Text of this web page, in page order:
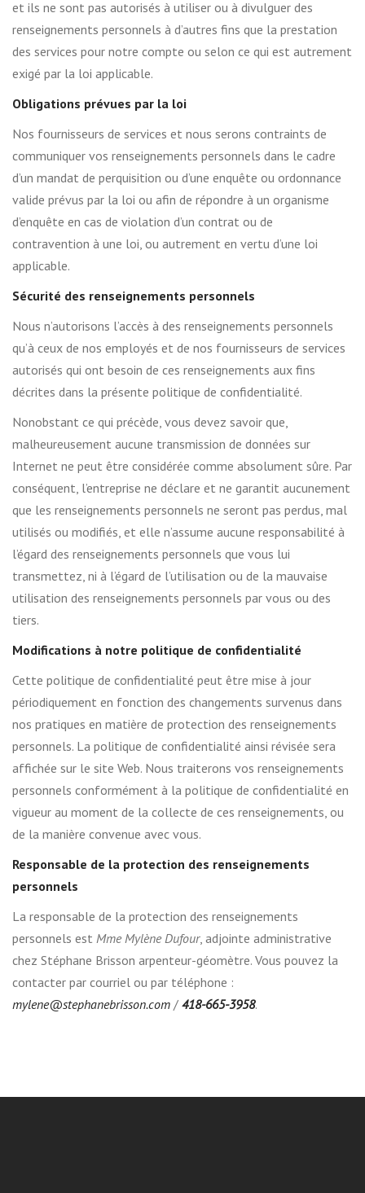
et ils ne sont pas autorisés à utiliser ou à divulguer des
renseignements personnels à d’autres fins que la prestation
des services pour notre compte ou selon ce qui est autrement
exigé par la loi applicable.
Obligations prévues par la loi
Nos fournisseurs de services et nous serons contraints de
communiquer vos renseignements personnels dans le cadre
d’un mandat de perquisition ou d’une enquête ou ordonnance
valide prévus par la loi ou afin de répondre à un organisme
d’enquête en cas de violation d’un contrat ou de
contravention à une loi, ou autrement en vertu d’une loi
applicable.
Sécurité des renseignements personnels
Nous n’autorisons l’accès à des renseignements personnels
qu’à ceux de nos employés et de nos fournisseurs de services
autorisés qui ont besoin de ces renseignements aux fins
décrites dans la présente politique de confidentialité.
Nonobstant ce qui précède, vous devez savoir que,
malheureusement aucune transmission de données sur
Internet ne peut être considérée comme absolument sûre. Par
conséquent, l’entreprise ne déclare et ne garantit aucunement
que les renseignements personnels ne seront pas perdus, mal
utilisés ou modifiés, et elle n’assume aucune responsabilité à
l’égard des renseignements personnels que vous lui
transmettez, ni à l’égard de l’utilisation ou de la mauvaise
utilisation des renseignements personnels par vous ou des
tiers.
Modifications à notre politique de confidentialité
Cette politique de confidentialité peut être mise à jour
périodiquement en fonction des changements survenus dans
nos pratiques en matière de protection des renseignements
personnels. La politique de confidentialité ainsi révisée sera
affichée sur le site Web. Nous traiterons vos renseignements
personnels conformément à la politique de confidentialité en
vigueur au moment de la collecte de ces renseignements, ou
de la manière convenue avec vous.
Responsable de la protection des renseignements
personnels
La responsable de la protection des renseignements
personnels est Mme Mylène Dufour, adjointe administrative
chez Stéphane Brisson arpenteur-géomètre. Vous pouvez la
contacter par courriel ou par téléphone :
mylene@stephanebrisson.com / 418-665-3958.